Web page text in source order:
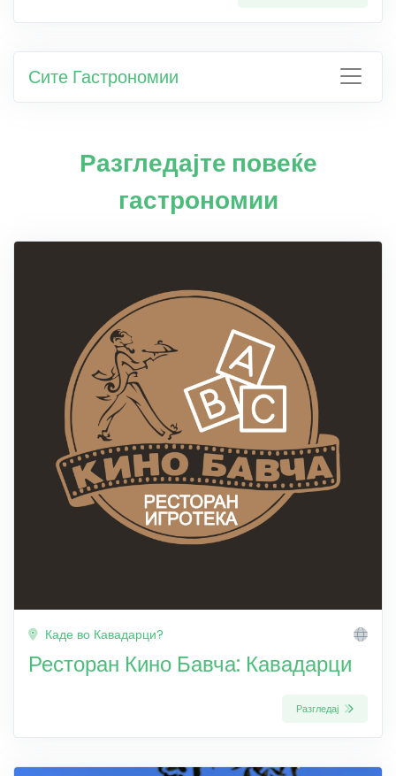
Сите Гастрономии
Разгледајте повеќе
гастрономии
Каде во Кавадарци?
Ресторан Кино Бавча: Кавадарци
Разгледај